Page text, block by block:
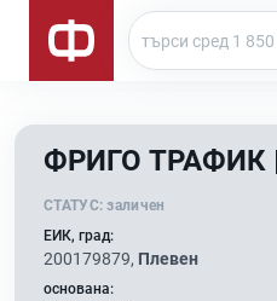
ФРИГО ТРАФИК
СТАТУС: заличен
ЕИК, град:
200179879, Плевен
основана: